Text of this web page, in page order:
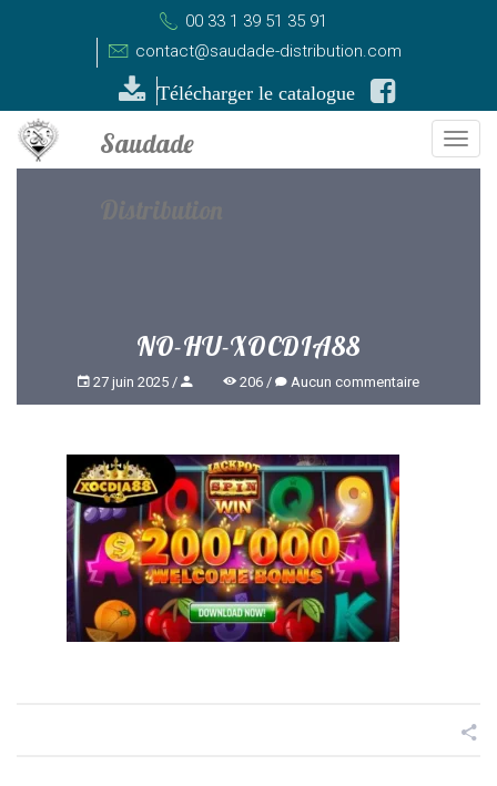
00 33 1 39 51 35 91
contact@saudade-distribution.com
Télécharger le catalogue
NO-HU-XOCDIA88
27 juin 2025 206 Aucun commentaire